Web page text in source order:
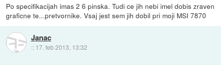
Po specifikacijah imas 2 6 pinska. Tudi ce jih nebi imel dobis zraven
graficne te...pretvornike. Vsaj jest sem jih dobil pri moji MSI 7870
Janac
:: 17. feb 2013, 13:32